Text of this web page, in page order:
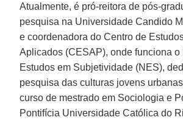
Atualmente, é pró-reitora de pós-
pesquisa na Universidade Candido
e coordenadora do Centro de
Aplicados (CESAP), onde funciona o
Estudos em Subjetividade (NES),
pesquisa das culturas jovens
curso de mestrado em Sociologia e
Pontifícia Universidade Católica do